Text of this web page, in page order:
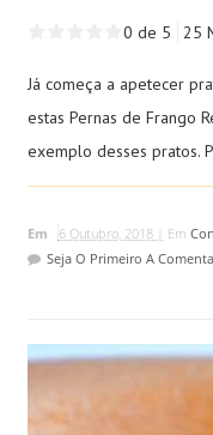
0 de 5 25
Já começa a apetecer
estas Pernas de Frango
exemplo desses pratos.
Em 6 Outubro, 2018 | Em
Seja O Primeiro A